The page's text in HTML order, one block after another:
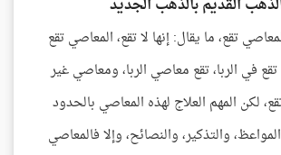
القديم بالذهب الجديد
تقع، ما يقال: إنها لا تقع، المعاصي تقع
في الربا، تقع معاصي الربا، ومعاصي غير
تقع، لكن المهم العلاج لهذه المعاصي بالحدود
والتذكير، والنصائح، وإلا فالمعاصي